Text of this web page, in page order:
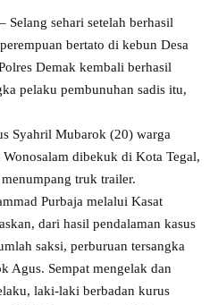
– Selang sehari setelah berhasil
bertato di kebun Desa
Demak kembali berhasil
pelaku pembunuhan sadis itu,
Syahril Mubarok (20) warga
dibekuk di Kota Tegal,
truk trailer.
Purbaja melalui Kasat
dari hasil pendalaman kasus
saksi, perburuan tersangka
Agus. Sempat mengelak dan
laki-laki berbadan kurus